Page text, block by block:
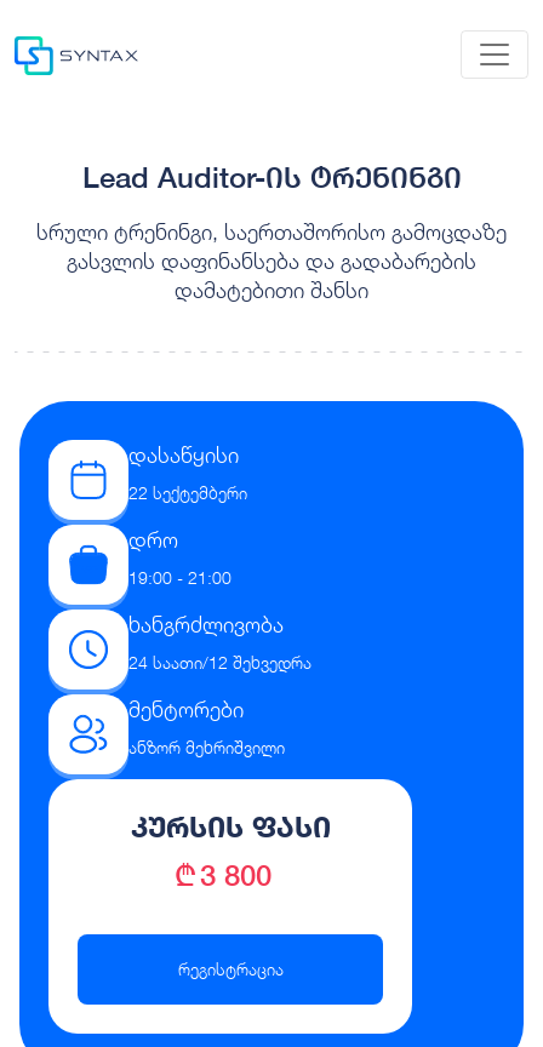
Lead Auditor-ის ტრენინგი
სრული ტრენინგი, საერთაშორისო გამოცდაზე
გასვლის დაფინანსება და გადაბარების
დამატებითი შანსი
დასაწყისი
22 სექტემბერი
დრო
19:00 - 21:00
ხანგრძლივობა
24 საათი/12 შეხვედრა
მენტორები
ანზორ მეხრიშვილი
კურსის ფასი
₾ 3 800
რეგისტრაცია